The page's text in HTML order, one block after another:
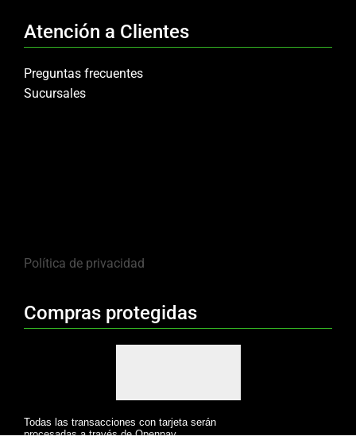
Atención a Clientes
Preguntas frecuentes
Sucursales
Política de privacidad
Compras protegidas
Todas las transacciones con tarjeta serán
procesadas a través de Openpay.